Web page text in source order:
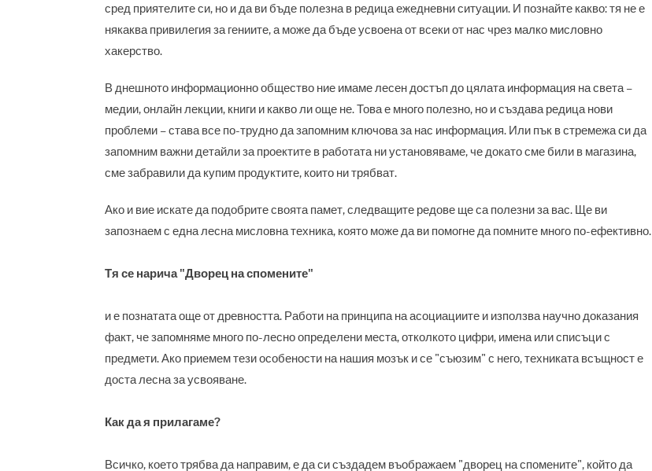
сред приятелите си, но и да ви бъде полезна в редица ежедневни ситуации. И познайте какво: тя не е
някаква привилегия за гениите, а може да бъде усвоена от всеки от нас чрез малко мисловно
хакерство.
В днешното информационно общество ние имаме лесен достъп до цялата информация на света –
медии, онлайн лекции, книги и какво ли още не. Това е много полезно, но и създава редица нови
проблеми – става все по-трудно да запомним ключова за нас информация. Или пък в стремежа си да
запомним важни детайли за проектите в работата ни установяваме, че докато сме били в магазина,
сме забравили да купим продуктите, които ни трябват.
Ако и вие искате да подобрите своята памет, следващите редове ще са полезни за вас. Ще ви
запознаем с една лесна мисловна техника, която може да ви помогне да помните много по-ефективно.
Тя се нарича "Дворец на спомените"
и е познатата още от древността. Работи на принципа на асоциациите и използва научно доказания
факт, че запомняме много по-лесно определени места, отколкото цифри, имена или списъци с
предмети. Ако приемем тези особености на нашия мозък и се "съюзим" с него, техниката всъщност е
доста лесна за усвояване.
Как да я прилагаме?
Всичко, което трябва да направим, е да си създадем въображаем "дворец на спомените", който да